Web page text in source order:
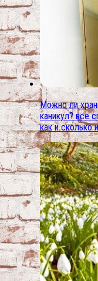
Можно ли
каникул? все
как и сколько